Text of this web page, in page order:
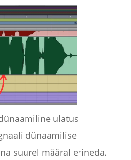
ulatus
dünaamilise
suurel määral erineda.